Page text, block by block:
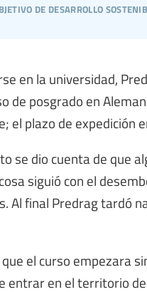
de desarrollo
en la universidad,
de posgrado en
el plazo de expedición
se dio cuenta de que
siguió con el
Al final Predrag tardó
el curso empezara
entrar en el territorio